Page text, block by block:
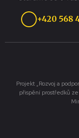
+420 568
Projekt „Rozvoj a
přispění prostředků